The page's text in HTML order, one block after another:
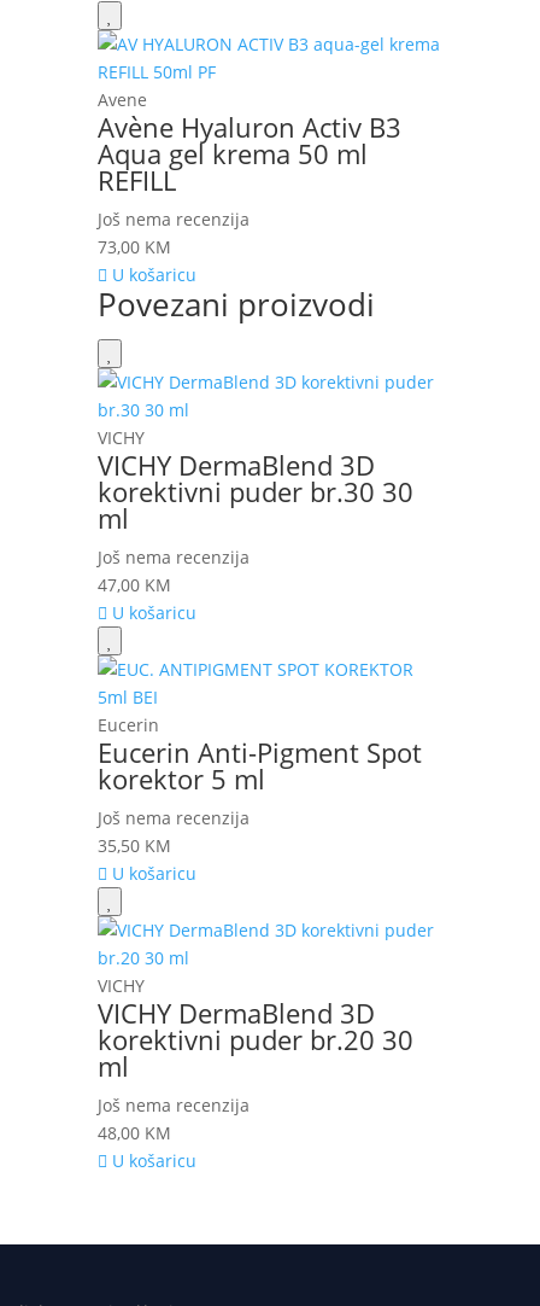
Avene
Avène Hyaluron Activ B3
Aqua gel krema 50 ml
REFILL
Još nema recenzija
73,00 KM
U košaricu
Povezani proizvodi
VICHY
VICHY DermaBlend 3D
korektivni puder br.30 30
ml
Još nema recenzija
47,00 KM
U košaricu
Eucerin
Eucerin Anti-Pigment Spot
korektor 5 ml
Još nema recenzija
35,50 KM
U košaricu
VICHY
VICHY DermaBlend 3D
korektivni puder br.20 30
ml
Još nema recenzija
48,00 KM
U košaricu